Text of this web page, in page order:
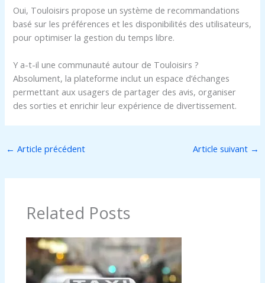
Oui, Touloisirs propose un système de recommandations
basé sur les préférences et les disponibilités des utilisateurs,
pour optimiser la gestion du temps libre.
Y a-t-il une communauté autour de Touloisirs ?
Absolument, la plateforme inclut un espace d’échanges
permettant aux usagers de partager des avis, organiser
des sorties et enrichir leur expérience de divertissement.
← Article précédent Article suivant →
Related Posts